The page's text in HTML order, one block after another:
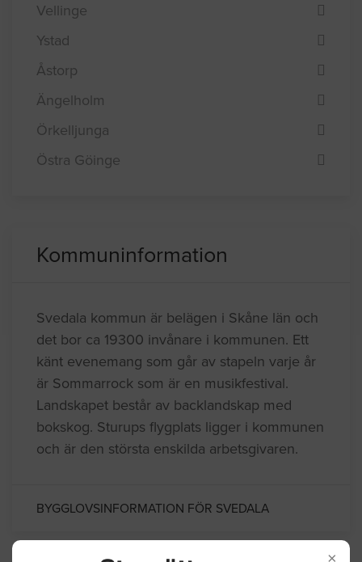
×
Vellinge
Ystad
Åstorp
Ängelholm
Örkelljunga
Östra Göinge
Kommuninformation
Svedala kommun är belägen i Skåne län och
det bor ca 19300 invånare i kommunen. Ett
känt evenemang som går av stapeln varje år
är Sommarrock som är en musikfestival.
Landskapet består av backlandskap med
bokskog. Sturups flygplats ligger i kommunen
och är den största enskilda arbetsgivaren.
BYGGLOVSINFORMATION FÖR SVEDALA